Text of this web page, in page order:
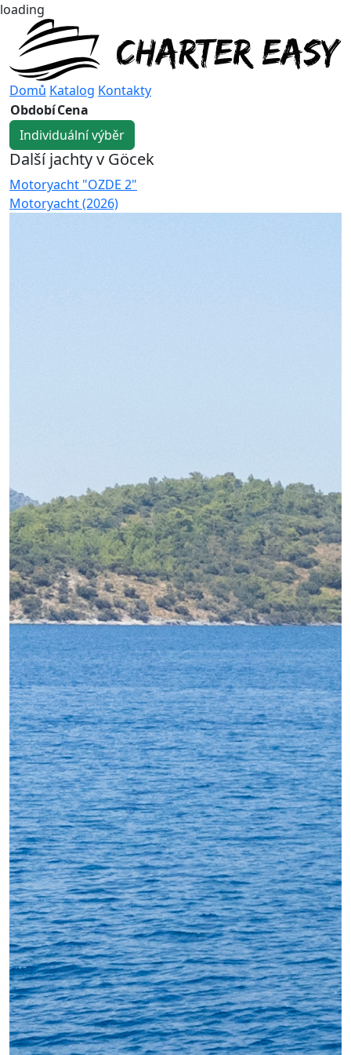
loading
Domů Katalog Kontakty
ObdobíCena
Individuální výběr
Další jachty v Göcek
Motoryacht "OZDE 2"
Motoryacht (2026)